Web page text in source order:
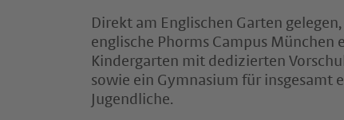
Direkt am Englischen Garten
englische Phorms Campus München
Kindergarten mit dedizierten
sowie ein Gymnasium für insgesamt
Jugendliche.